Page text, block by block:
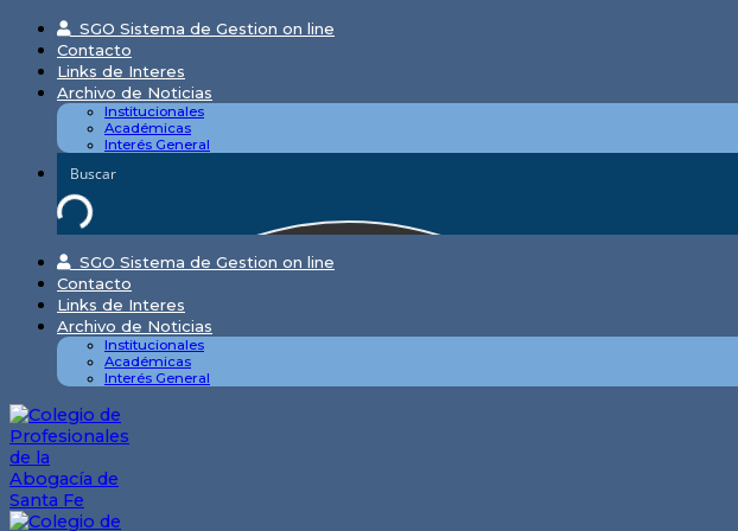
Skip
content
SGO Sistema de Gestion on line
Contacto
Links de Interes
Archivo de Noticias
Institucionales
Académicas
Interés General
SGO Sistema de Gestion on line
Contacto
Links de Interes
Archivo de Noticias
Institucionales
Académicas
Interés General